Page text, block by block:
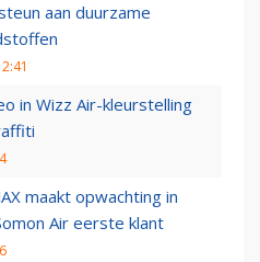
aan duurzame
in Wizz Air-kleurstelling
maakt opwachting in
Air eerste klant